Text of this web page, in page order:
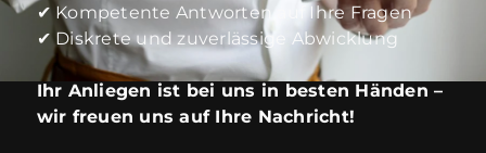
✔ Kompetente Antworten auf Ihre Fragen
✔ Diskrete und zuverlässige Abwicklung
Ihr Anliegen ist bei uns in besten Händen –
wir freuen uns auf Ihre Nachricht!